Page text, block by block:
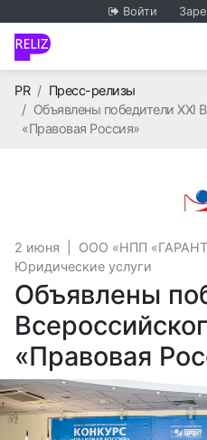
Войти
PRГлавная
Пресс-релизы
Объявлены победители XXI
«Правовая Россия»
2 июня ООО «НПП
Юридические услуги
Объявлены
«Правовая